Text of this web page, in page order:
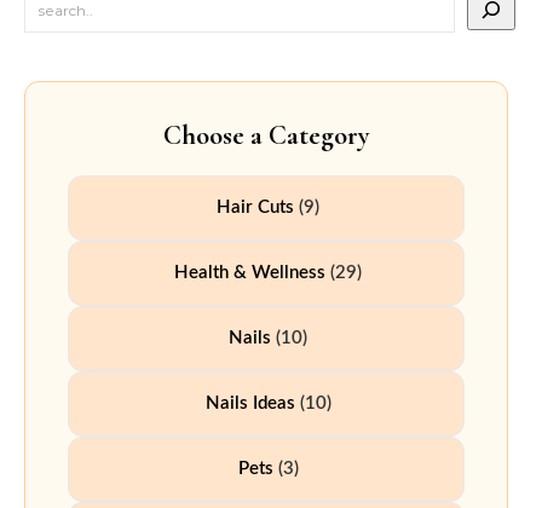
Choose a Category
Hair Cuts (9)
Health & Wellness (29)
Nails (10)
Nails Ideas (10)
Pets (3)